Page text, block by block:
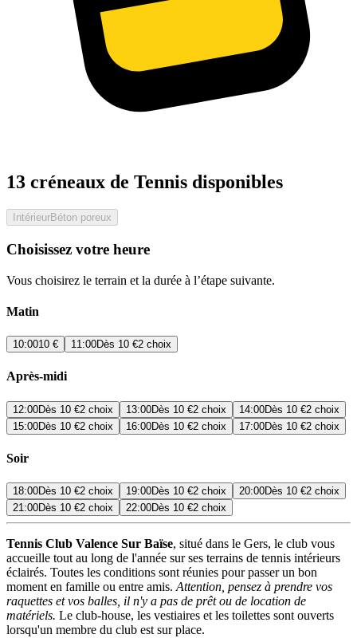
13 créneaux de Tennis disponibles
IntérieurBéton poreux
Choisissez votre heure
Vous choisirez le terrain et la durée à l’étape suivante.
Matin
10:0010 € 11:00Dès 10 €2 choix
Après-midi
12:00Dès 10 €2 choix 13:00Dès 10 €2 choix 14:00Dès 10 €2 choix
15:00Dès 10 €2 choix 16:00Dès 10 €2 choix 17:00Dès 10 €2 choix
Soir
18:00Dès 10 €2 choix 19:00Dès 10 €2 choix 20:00Dès 10 €2 choix
21:00Dès 10 €2 choix 22:00Dès 10 €2 choix
Tennis Club Valence Sur Baïse, situé dans le Gers, le club vous
accueille tout au long de l'année sur ses terrains de tennis intérieurs
éclairés. Toutes les conditions sont réunies pour passer un bon
moment en famille ou entre amis. Attention, pensez à prendre vos
raquettes et vos balles, il n'y a pas de prêt ou de location de
matériels. Le club-house, les vestiaires et les toilettes sont ouverts
lorsqu'un membre du club est sur place.